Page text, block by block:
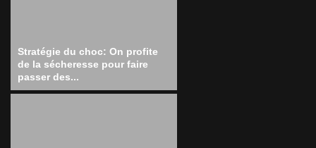
Stratégie du choc: On profite
de la sécheresse pour faire
passer des...